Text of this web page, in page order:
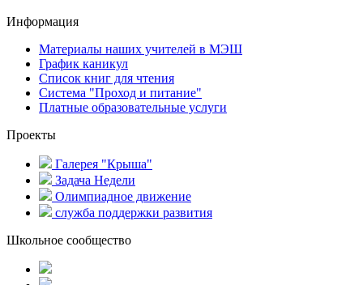
Информация
Материалы наших учителей в МЭШ
График каникул
Список книг для чтения
Система "Проход и питание"
Платные образовательные услуги
Проекты
Галерея "Крыша"
Задача Недели
Олимпиадное движение
служба поддержки развития
Школьное сообщество